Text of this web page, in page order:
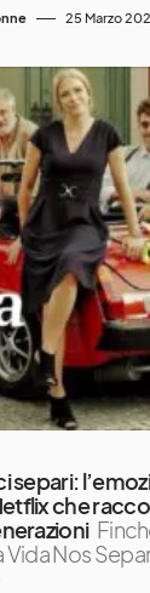
25 Marzo
separi:
che
Vida Nos